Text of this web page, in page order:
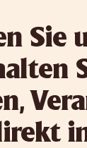
Sie